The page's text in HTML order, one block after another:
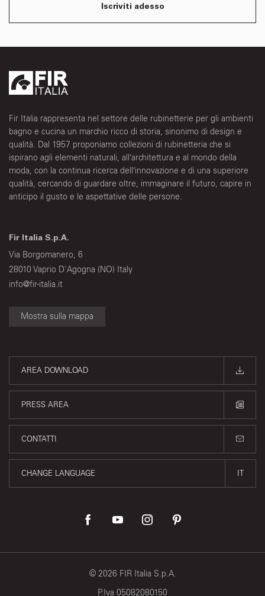
Iscriviti adesso
Fir Italia rappresenta nel settore delle rubinetterie per gli ambienti
bagno e cucina un marchio ricco di storia, sinonimo di design e
qualità. Dal 1957 proponiamo collezioni di rubinetteria che si
ispirano agli elementi naturali, all’architettura e al mondo della
moda, con la continua ricerca dell’innovazione e di una superiore
qualità, cercando di guardare oltre, immaginare il futuro, capire in
anticipo il gusto e le aspettative delle persone.
Fir Italia S.p.A.
Via Borgomanero, 6
28010 Vaprio D'Agogna (NO) Italy
info@fir-italia.it
Mostra sulla mappa
AREA DOWNLOAD
PRESS AREA
CONTATTI
CHANGE LANGUAGE IT
© 2026 FIR Italia S.p.A.
P.Iva 05082080150